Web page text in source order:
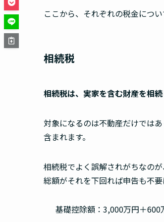
ここから、それぞれの税金につ
相続税
相続税は、実家を含む財産を相
対象になるのは不動産だけでは
含まれます。
相続税でよく誤解されがちなの
総額がそれを下回れば申告も不要
基礎控除額：3,000万円＋